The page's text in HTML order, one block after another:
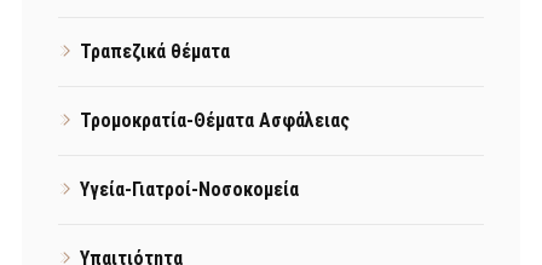
Τραπεζικά θέματα
Τρομοκρατία-Θέματα Ασφάλειας
Υγεία-Γιατροί-Νοσοκομεία
Υπαιτιότητα